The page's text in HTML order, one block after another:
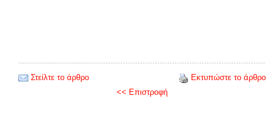
Στείλτε το άρθρο
Εκτυπώστε το άρθρο
<< Επιστροφή